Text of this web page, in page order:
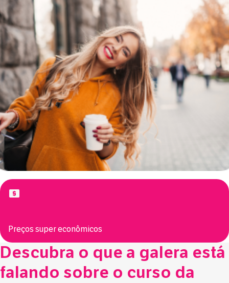
Preços super econômicos
Descubra o que a galera está
falando sobre o curso da